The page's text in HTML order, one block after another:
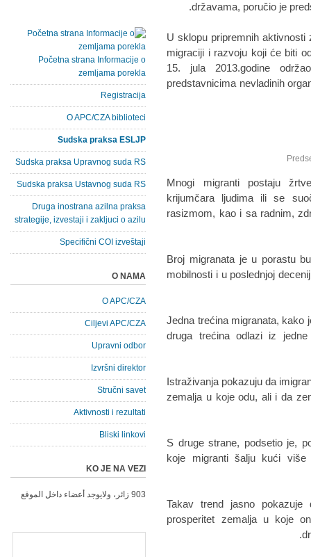
državama, poručio je
U sklopu pripremnih aktivnosti
migraciji i razvoju koji će biti
15. jula 2013.godine
predstavnicima nevladinih
"Mnogi migranti postaju
krijumčara ljudima ili se
rasizmom, kao i sa radnim,
Broj migranata je u porastu
mobilnosti i u poslednjoj
Jedna trećina migranata, kako
druga trećina odlazi iz
"Istraživanja pokazuju da
zemalja u koje odu, ali i da
S druge strane, podsetio je,
koje migranti šalju kući
"Takav trend jasno
prosperitet zemalja u koje
Početna strana Informacije o
zemljama porekla
Registracija
O APC/CZA biblioteci
Sudska praksa ESLJP
Sudska praksa Upravnog suda RS
Sudska praksa Ustavnog suda RS
Druga inostrana azilna praksa
strategije, izvestaji i zakljuci o azilu
Specifični COI izveštaji
O NAMA
O APC/CZA
Ciljevi APC/CZA
Upravni odbor
Izvršni direktor
Stručni savet
Aktivnosti i rezultati
Bliski linkovi
KO JE NA VEZI
903 زائر، ولايوجد أعضاء داخل الموقع